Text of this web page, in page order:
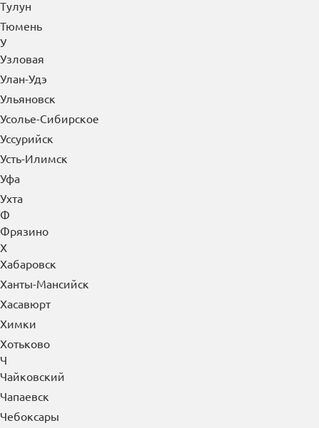
Тулун
Тюмень
У
Узловая
Улан-Удэ
Ульяновск
Усолье-Сибирское
Уссурийск
Усть-Илимск
Уфа
Ухта
Ф
Фрязино
Х
Хабаровск
Ханты-Мансийск
Хасавюрт
Химки
Хотьково
Ч
Чайковский
Чапаевск
Чебоксары